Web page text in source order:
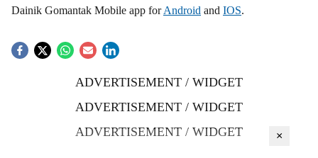
Dainik Gomantak Mobile app forAndroid and IOS.
ADVERTISEMENT / WIDGET
ADVERTISEMENT / WIDGET
ADVERTISEMENT / WIDGET
×